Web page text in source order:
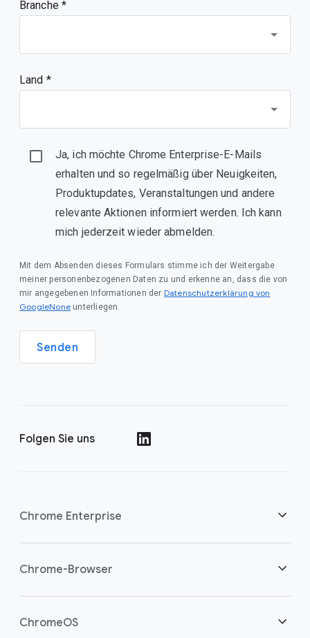
Branche *
Land *
Ja, ich möchte Chrome Enterprise-E-Mails
erhalten und so regelmäßig über Neuigkeiten,
Produktupdates, Veranstaltungen und andere
relevante Aktionen informiert werden. Ich kann
mich jederzeit wieder abmelden.
Mit dem Absenden dieses Formulars stimme ich der Weitergabe
meiner personenbezogenen Daten zu und erkenne an, dass die von
mir angegebenen Informationen der Datenschutzerklärung von
GoogleNone unterliegen.
Senden
Folgen Sie uns
Chrome Enterprise
Sicherheit
Chrome-Browser
Übersicht
ChromeOS